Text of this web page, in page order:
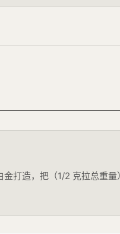
打造，把（1/2 克拉总重